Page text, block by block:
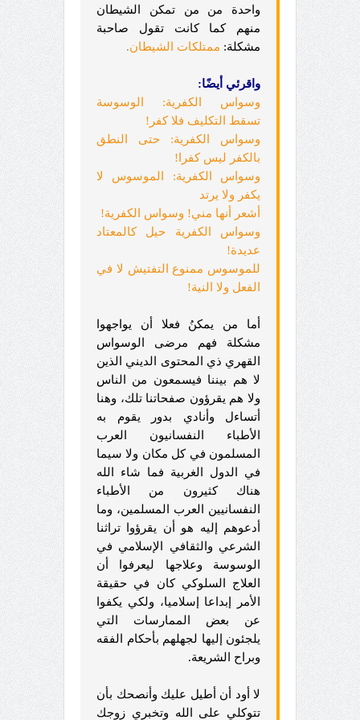
واحدة من من تمكن الشيطان
منهم كما كانت تقول صاحبة
مشكلة: ممتلكات الشيطان.
واقرئي أيضًا:
وسواس الكفرية: الوسوسة
تسقط التكليف فلا كفر!
وسواس الكفرية: حتى النطق
بالكفر ليس كفرا!
وسواس الكفرية: الموسوس لا
يكفر ولا يرتد
أشعر أنها مني! وسواس الكفرية!
وسواس الكفرية حيل كالمعتاد
عديدة!
للموسوس ممنوع التفتيش لا في
الفعل ولا النية!
أما من يمكنُ فعلا أن يواجهوا
مشكلة فهم مرضى الوسواس
القهري ذي المحتوى الديني الذين
لا هم بيننا فيسمعون من الناس
ولا هم يقرؤون صفحاتنا تلك، وهنا
أتساءل وأنادي بدور يقوم به
الأطباء النفسانيون العرب
المسلمون في كل مكان ولا سيما
في الدول الغربية فما شاء الله
هناك كثيرون من الأطباء
النفسانيين العرب المسلمين، وما
أدعوهم إليه هو أن يقرؤوا تراثنا
الشرعي والثقافي الإسلامي في
الوسوسة وعلاجها ليعرفوا أن
العلاج السلوكي كان في حقيقة
الأمر إبداعا إسلاميا، ولكي يكفوا
عن بعض الممارسات التي
يلجئون إليها لجهلهم بأحكام الفقه
وبراح الشريعة.
لا أود أن أطيل عليك وأنصحك بأن
تتوكلي على الله وتخبري زوجك